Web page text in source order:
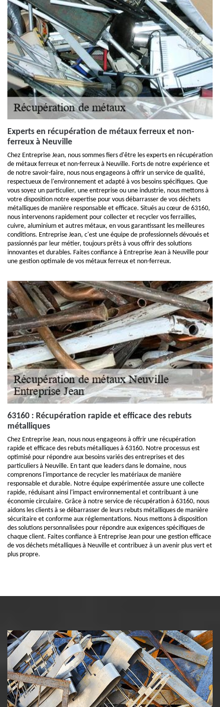
Experts en récupération de métaux ferreux et non-
ferreux à Neuville
Chez Entreprise Jean, nous sommes fiers d'être les experts en récupération
de métaux ferreux et non-ferreux à Neuville. Forts de notre expérience et
de notre savoir-faire, nous nous engageons à offrir un service de qualité,
respectueux de l'environnement et adapté à vos besoins spécifiques. Que
vous soyez un particulier, une entreprise ou une industrie, nous mettons à
votre disposition notre expertise pour vous débarrasser de vos déchets
métalliques de manière responsable et efficace. Situés au cœur de 63160,
nous intervenons rapidement pour collecter et recycler vos ferrailles,
cuivre, aluminium et autres métaux, en vous garantissant les meilleures
conditions. Entreprise Jean, c'est une équipe de professionnels dévoués et
passionnés par leur métier, toujours prêts à vous offrir des solutions
innovantes et durables. Faites confiance à Entreprise Jean à Neuville pour
une gestion optimale de vos métaux ferreux et non-ferreux.
63160 : Récupération rapide et efficace des rebuts
métalliques
Chez Entreprise Jean, nous nous engageons à offrir une récupération
rapide et efficace des rebuts métalliques à 63160. Notre processus est
optimisé pour répondre aux besoins variés des entreprises et des
particuliers à Neuville. En tant que leaders dans le domaine, nous
comprenons l'importance de recycler les matériaux de manière
responsable et durable. Notre équipe expérimentée assure une collecte
rapide, réduisant ainsi l'impact environnemental et contribuant à une
économie circulaire. Grâce à notre service de récupération à 63160, nous
aidons les clients à se débarrasser de leurs rebuts métalliques de manière
sécuritaire et conforme aux réglementations. Nous mettons à disposition
des solutions personnalisées pour répondre aux exigences spécifiques de
chaque client. Faites confiance à Entreprise Jean pour une gestion efficace
de vos déchets métalliques à Neuville et contribuez à un avenir plus vert et
plus propre.